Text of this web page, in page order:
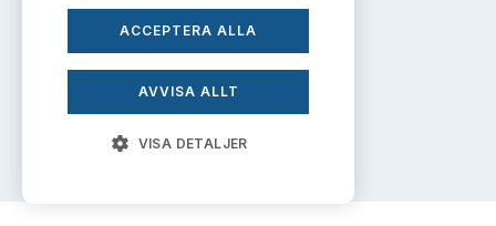
Personuppgiftspolicy
Prenumerera på uttalanden
ACCEPTERA ALLA
AVVISA ALLT
VISA DETALJER